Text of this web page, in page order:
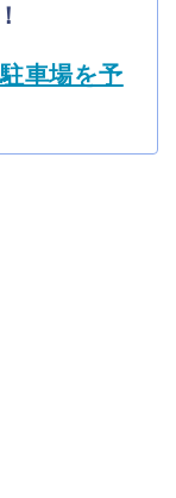
車場を予